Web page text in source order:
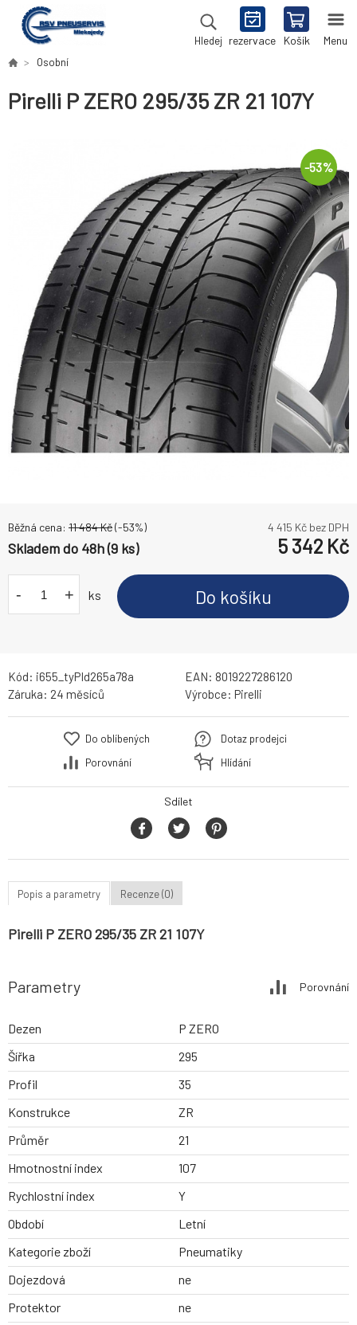
Hledej rezervace Košík Menu
Osobní
Pirelli P ZERO 295/35 ZR 21 107Y
-53%
Běžná cena: 11 484Kč(-53%) 4 415 Kč bez DPH
Skladem do 48h (9 ks) 5 342 Kč
- + ks Do košíku
Kód: i655_tyPId265a78a EAN: 8019227286120
Záruka: 24 měsíců Výrobce: Pirelli
Do oblíbených
Porovnání
Dotaz prodejci
Hlídání
Sdílet
Popis a parametry Recenze (0)
Pirelli P ZERO 295/35 ZR 21 107Y
Parametry Porovnání
Dezen
P ZERO
Šířka
295
Profil
35
Konstrukce
ZR
Průměr
21
Hmotnostní index
107
Rychlostní index
Y
Období
Letní
Kategorie zboží
Pneumatiky
Dojezdová
ne
Protektor
ne